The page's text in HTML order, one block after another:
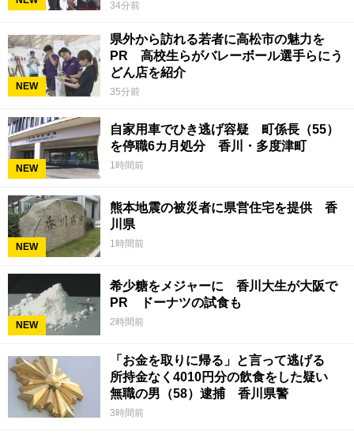
34分前
NEW
県外から訪れる若者に高松市の魅力を
PR 高校生らがバレーボール選手らにう
どん店を紹介
35分前
NEW
自家用車でひき逃げ容疑 町係長（55）
を停職6カ月処分 香川・多度津町
1時間前
NEW
熊本地震の被災者に県営住宅を提供 香
川県
1時間前
NEW
希少糖をメジャーに 香川大生が大阪で
PR ドーナツの試食も
2時間前
「お金を取りに帰る」と言って逃げる
所持金なく4010円分の飲食をした疑い
無職の男（58）逮捕 香川県警
3時間前